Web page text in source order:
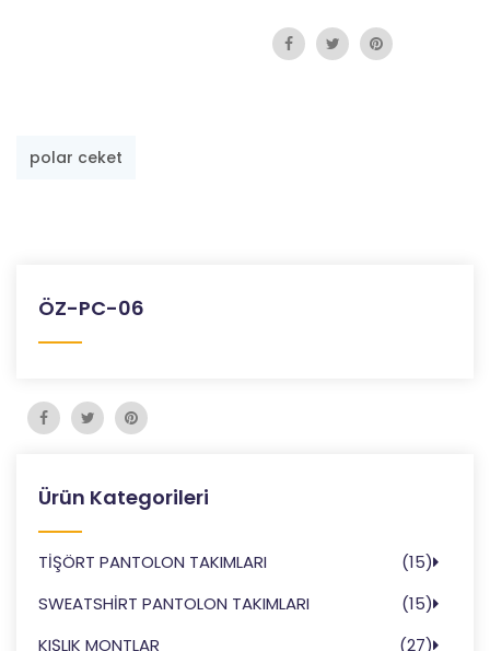
polar ceket
ÖZ-PC-06
Ürün Kategorileri
TİŞÖRT PANTOLON TAKIMLARI
(15)
SWEATSHİRT PANTOLON TAKIMLARI
(15)
KIŞLIK MONTLAR
(27)